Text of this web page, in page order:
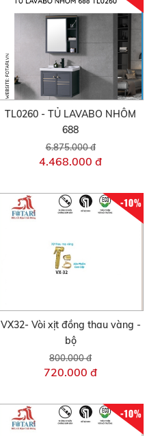
TL0260 - TỦ LAVABO NHÔM
688
6.875.000 đ
4.468.000 đ
-10%
VX32- Vòi xịt đồng thau vàng -
bộ
800.000 đ
720.000 đ
-10%